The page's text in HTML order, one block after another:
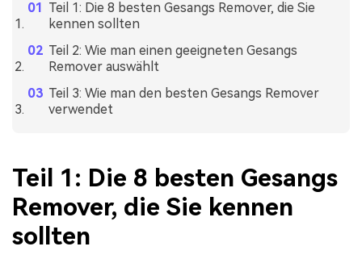
Teil 1: Die 8 besten Gesangs Remover, die Sie
kennen sollten
Teil 2: Wie man einen geeigneten Gesangs
Remover auswählt
Teil 3: Wie man den besten Gesangs Remover
verwendet
Teil 1: Die 8 besten Gesangs
Remover, die Sie kennen
sollten